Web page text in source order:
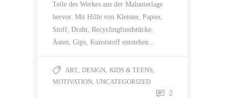
Teile des Werkes aus der Malunterlage
hervor. Mit Hilfe von Kleister, Papier,
Stoff, Draht, Recyclingfundstücke,
Ästen, Gips, Kunststoff entstehen…
ART, DESIGN, KIDS & TEENS,
MOTIVATION, UNCATEGORIZED
2